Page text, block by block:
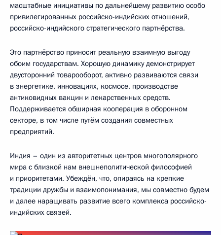
масштабные инициативы по дальнейшему развитию особо
привилегированных российско-индийских отношений,
российско-индийского стратегического партнёрства.
Это партнёрство приносит реальную взаимную выгоду
обоим государствам. Хорошую динамику демонстрирует
двусторонний товарооборот, активно развиваются связи
в энергетике, инновациях, космосе, производстве
антиковидных вакцин и лекарственных средств.
Поддерживается обширная кооперация в оборонном
секторе, в том числе путём создания совместных
предприятий.
Индия – один из авторитетных центров многополярного
мира с близкой нам внешнеполитической философией
и приоритетами. Убеждён, что, опираясь на крепкие
традиции дружбы и взаимопонимания, мы совместно будем
и далее наращивать развитие всего комплекса российско-
индийских связей.